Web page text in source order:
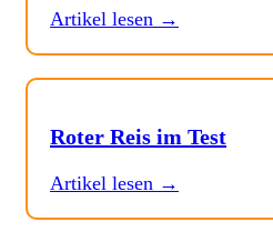
Artikel lesen →
Roter Reis im Test
Artikel lesen →